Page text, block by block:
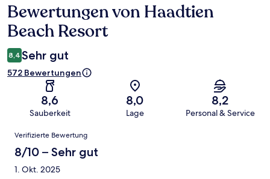
Bewertungen
Bewertungen von Haadtien
Beach Resort
8,4 Sehr gut
572 Bewertungen
8,6
Sauberkeit
8,0
Lage
8,2
Personal & Service
Bewertungen
Verifizierte Bewertung
8/10 – Sehr gut
1. Okt. 2025